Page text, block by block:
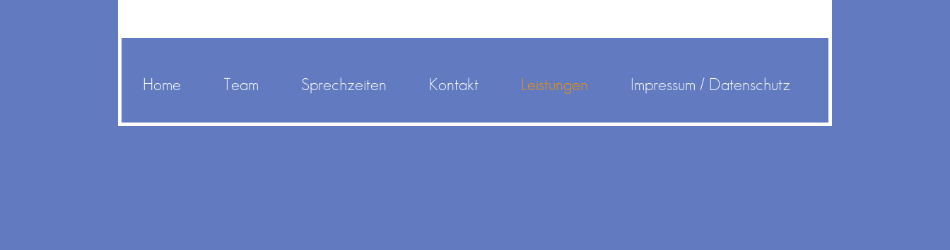
Home Team Sprechzeiten Kontakt Leistungen Impressum Datenschutz